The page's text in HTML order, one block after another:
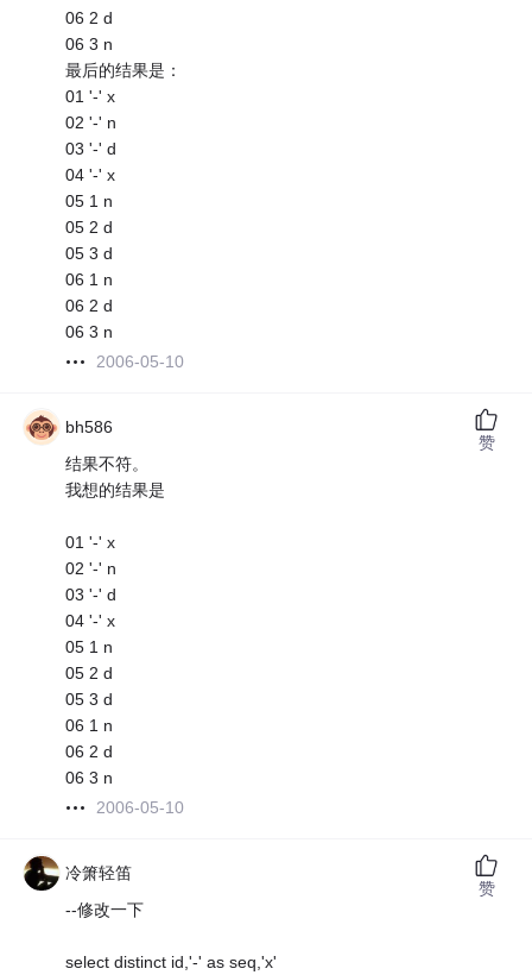
06 2 d
06 3 n
最后的结果是：
01 '-' x
02 '-' n
03 '-' d
04 '-' x
05 1 n
05 2 d
05 3 d
06 1 n
06 2 d
06 3 n
2006-05-10
bh586
结果不符。
我想的结果是
01 '-' x
02 '-' n
03 '-' d
04 '-' x
05 1 n
05 2 d
05 3 d
06 1 n
06 2 d
06 3 n
2006-05-10
赞
冷箫轻笛
--修改一下
select distinct id,'-' as seq,'x'
赞